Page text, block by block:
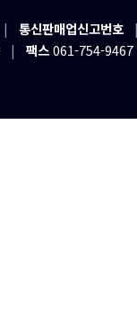
| 통신판매업신고번호
| 팩스061-754-9467